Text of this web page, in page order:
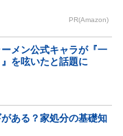
PR(Amazon)
ーメン公式キャラが『一
を呟いたと話題に
ある？家処分の基礎知